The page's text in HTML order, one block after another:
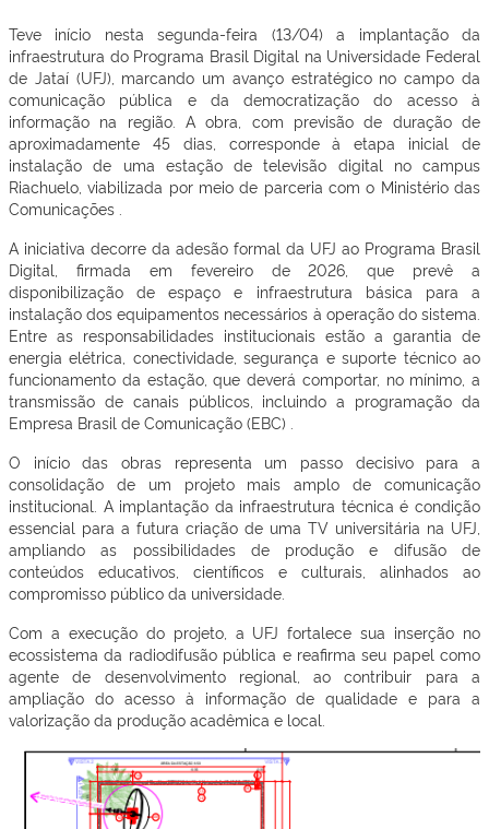
Teve início nesta segunda-feira (13/04) a implantação da
infraestrutura do Programa Brasil Digital na Universidade Federal
de Jataí (UFJ), marcando um avanço estratégico no campo da
comunicação pública e da democratização do acesso à
informação na região. A obra, com previsão de duração de
aproximadamente 45 dias, corresponde à etapa inicial de
instalação de uma estação de televisão digital no campus
Riachuelo, viabilizada por meio de parceria com o Ministério das
Comunicações .
A iniciativa decorre da adesão formal da UFJ ao Programa Brasil
Digital, firmada em fevereiro de 2026, que prevê a
disponibilização de espaço e infraestrutura básica para a
instalação dos equipamentos necessários à operação do sistema.
Entre as responsabilidades institucionais estão a garantia de
energia elétrica, conectividade, segurança e suporte técnico ao
funcionamento da estação, que deverá comportar, no mínimo, a
transmissão de canais públicos, incluindo a programação da
Empresa Brasil de Comunicação (EBC) .
O início das obras representa um passo decisivo para a
consolidação de um projeto mais amplo de comunicação
institucional. A implantação da infraestrutura técnica é condição
essencial para a futura criação de uma TV universitária na UFJ,
ampliando as possibilidades de produção e difusão de
conteúdos educativos, científicos e culturais, alinhados ao
compromisso público da universidade.
Com a execução do projeto, a UFJ fortalece sua inserção no
ecossistema da radiodifusão pública e reafirma seu papel como
agente de desenvolvimento regional, ao contribuir para a
ampliação do acesso à informação de qualidade e para a
valorização da produção acadêmica e local.